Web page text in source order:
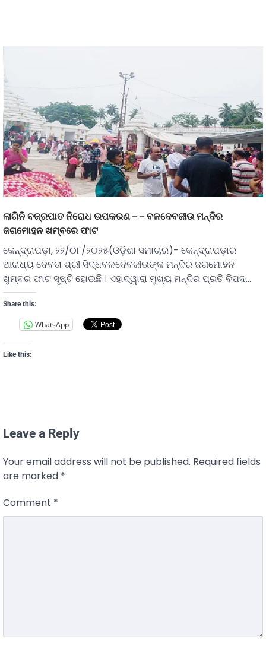
ଲାଗିନି ବଜ୍ରପାତ ନିରୋଧ ଉପକରଣ – – ବଳଦେବଜୀଉ ମନ୍ଦିର
ଜଗମୋହନ ଖମ୍ବରେ ଫାଟ
କେନ୍ଦ୍ରାପଡ଼ା, ୨୨/୦୮/୨୦୨୫(ଓଡ଼ିଶା ସମାଚାର)- କେନ୍ଦ୍ରାପଡ଼ାର
ଆରାଧ୍ୟ ଦେବତା ଶ୍ରୀ ସିଦ୍ଧବଳଦେବଜୀଉଙ୍କ ମନ୍ଦିର ଜଗମୋହନ
ଖୁମ୍ବର ଫାଟ ସୃଷ୍ଟି ହୋଇଛି । ଏହାଦ୍ୱାରା ମୁଖ୍ୟ ମନ୍ଦିର ପ୍ରତି ବିପଦ…
Share this:
WhatsApp
Like this:
Leave a Reply
Your email address will not be published. Required fields
are marked *
Comment *